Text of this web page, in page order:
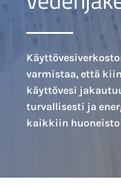
varmistaa, että
käyttövesi
turvallisesti ja
kaikkiin